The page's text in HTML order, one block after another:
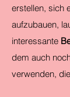
erstellen, sich
aufzubauen,
interessante
dem auch
verwenden,